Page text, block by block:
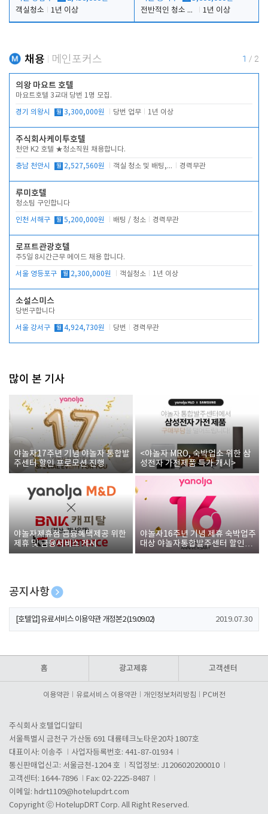
객실청소
1년 이상
전반적인 청소 업무(객실청소.객실정리)
1년 이상
채용 메인포커스 1 / 2
의왕 마요트 호텔
마요트호텔 3교대 당번 1명 모집.
경기 의왕시 월 3,300,000원 당번 업무 1년 이상
주식회사케이투호텔
천안 K2 호텔 ★청소직원 채용합니다.
충남 천안시 월 2,527,560원 객실 청소 및 배팅, 주변 시설 청소 경력무관
루미호텔
청소팀 구인합니다
인천 서해구 월 5,200,000원 배팅 / 청소 경력무관
로프트관광호텔
주5일 8시간근무 메이드 채용 합니다.
서울 영등포구 월 2,300,000원 객실청소 1년 이상
소설스미스
당번구합니다
서울 강서구 월 4,924,730원 당번 경력무관
많이 본 기사
야놀자17주년 기념 야놀자 통합발
주센터 할인 프로모션 진행
<야놀자 MRO, 숙박업소 위한 삼
성전자 가전제품 특가 개시>
야놀자제휴점 금융혜택제공 위한
제휴 및 금융서비스 게시
야놀자16주년 기념 제휴 숙박업주
대상 야놀자통합발주센터 할인쿠
폰 증정
공지사항
[호텔업] 개인정보 처리방침 개정본1 (19.09.02)
[호텔업] 유료서비스 이용약관 개정본2 (19.09.02) 2019.07.30
홈 광고제휴 고객센터
이용약관 유료서비스 이용약관 개인정보처리방침 PC버전
주식회사 호텔업디알티
서울특별시 금천구 가산동 691 대륭테크노타운20차 1807호
대표이사: 이송주
사업자등록번호: 441-87-01934
통신판매업신고: 서울금천-1204 호
직업정보: J1206020200010
고객센터: 1644-7896
Fax: 02-2225-8487
이메일: hdrt1109@hotelupdrt.com
Copyright ⓒ HotelupDRT Corp. All Right Reserved.